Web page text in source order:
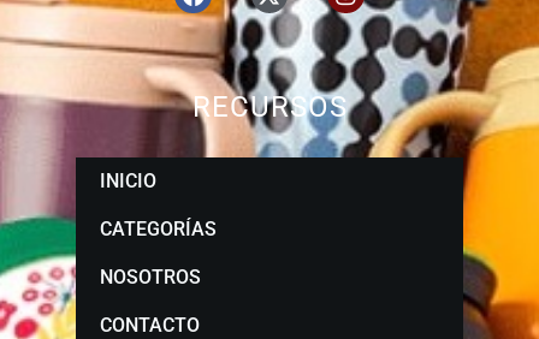
RECURSOS
INICIO
CATEGORÍAS
NOSOTROS
CONTACTO